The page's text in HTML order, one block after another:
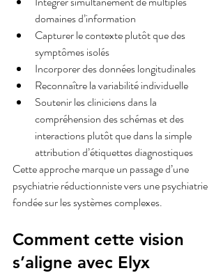
domaines d’information
Capturer le contexte plutôt que des
symptômes isolés
Incorporer des données longitudinales
Reconnaître la variabilité individuelle
Soutenir les cliniciens dans la
compréhension des schémas et des
interactions plutôt que dans la simple
attribution d’étiquettes diagnostiques
Cette approche marque un passage d’une
psychiatrie réductionniste vers une psychiatrie
fondée sur les systèmes complexes.
Comment cette vision
s’aligne avec Elyx